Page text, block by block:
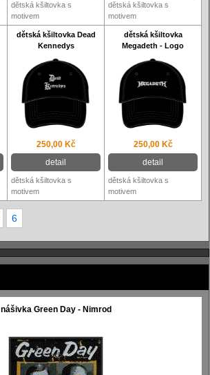
dětská kšiltovka s
motivem
dětská kšiltovka s
motivem
dětská kšiltovka Dead
Kennedys
dětská kšiltovka
Megadeth - Logo
250,00 Kč
detail
250,00 Kč
detail
dětská kšiltovka s
motivem
dětská kšiltovka s
motivem
6
nášivka Green Day - Nimrod